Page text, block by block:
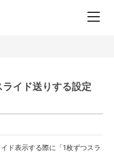
イド送りする設定
ド表示する際に「1枚ずつスラ